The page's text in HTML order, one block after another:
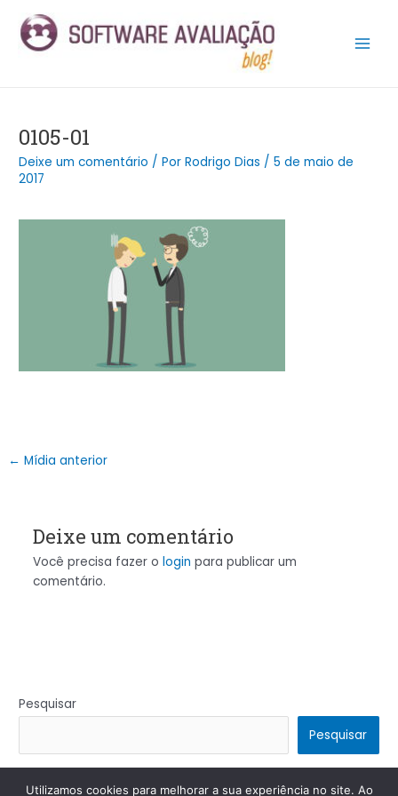
para
0105-01
Deixe um comentário / PorRodrigo Dias /5 de maio de
2017
navigation
← Mídia anterior
Deixe um comentário
Você precisa fazer o login para publicar um
comentário.
Pesquisar
Pesquisar
Utilizamos cookies para melhorar a sua experiência no site. Ao